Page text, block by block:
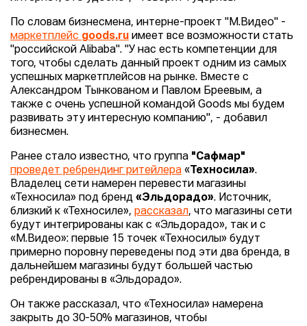
По словам бизнесмена, интерне-проект "М.Видео" -
маркетплейс goods.ru имеет все возможности стать
"российской Alibaba". "У нас есть компетенции для
того, чтобы сделать данный проект одним из самых
успешных маркетплейсов на рынке. Вместе с
Александром Тынкованом и Павлом Бреевым, а
также с очень успешной командой Goods мы будем
развивать эту интересную компанию", - добавил
бизнесмен.
Ранее стало известно, что группа "Сафмар"
проведет ребрендинг ритейлера « Техносила».
Владелец сети намерен перевести магазины
«Техносила» под бренд «Эльдорадо». Источник,
близкий к «Техносиле», рассказал, что магазины сети
будут интегрированы как с «Эльдорадо», так и с
«М.Видео»: первые 15 точек «Техносилы» будут
примерно поровну переведены под эти два бренда, в
дальнейшем магазины будут большей частью
ребрендированы в «Эльдорадо».
Он также рассказал, что «Техносила» намерена
закрыть до 30-50% магазинов, чтобы